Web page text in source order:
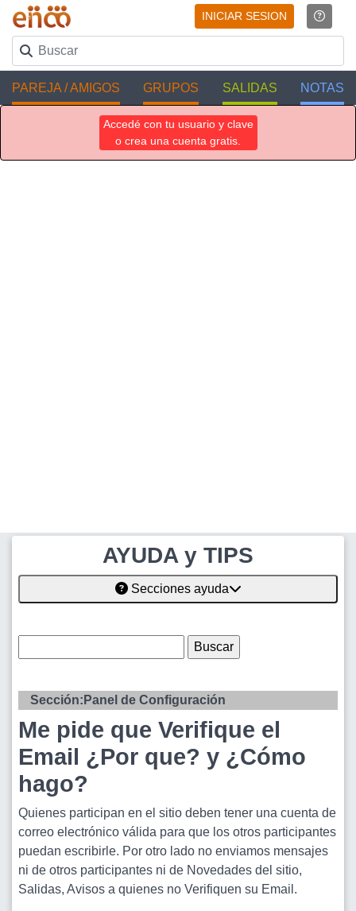
INICIAR SESION
PAREJA / AMIGOS GRUPOS SALIDAS NOTAS
Accedé con tu usuario y clave
o crea una cuenta gratis.
AYUDA y TIPS
Secciones ayuda
Sección:Panel de Configuración
Me pide que Verifique el
Email ¿Por que? y ¿Cómo
hago?
Quienes participan en el sitio deben tener una cuenta de
correo electrónico válida para que los otros participantes
puedan escribirle. Por otro lado no enviamos mensajes
ni de otros participantes ni de Novedades del sitio,
Salidas, Avisos a quienes no Verifiquen su Email.